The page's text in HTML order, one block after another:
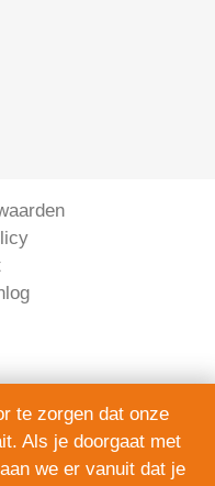
onderdeel van
KVK 90914872
te zorgen dat onze
Als je doorgaat met
we er vanuit dat je